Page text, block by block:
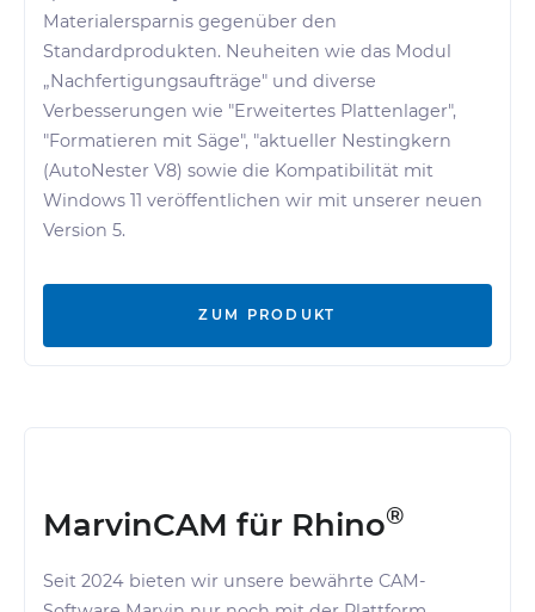
Materialersparnis gegenüber den
Standardprodukten. Neuheiten wie das Modul
„Nachfertigungsaufträge" und diverse
Verbesserungen wie "Erweitertes Plattenlager",
"Formatieren mit Säge", "aktueller Nestingkern
(AutoNester V8) sowie die Kompatibilität mit
Windows 11 veröffentlichen wir mit unserer neuen
Version 5.
ZUM PRODUKT
MarvinCAM für Rhino®
Seit 2024 bieten wir unsere bewährte CAM-